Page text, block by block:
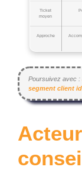
Ticket
moyen
Approche
Poursuivez avec :
segment client